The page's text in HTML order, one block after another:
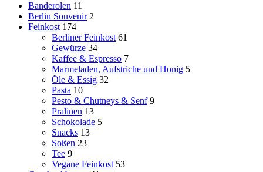
Banderolen 11
Berlin Souvenir 2
Feinkost 174
Berliner Feinkost 61
Gewürze 34
Kaffee & Espresso 7
Marmeladen, Aufstriche und Honig 5
Öle & Essig 32
Pasta 10
Pesto & Chutneys & Senf 9
Pralinen 13
Schokolade 5
Snacks 13
Soßen 23
Tee 9
Vegane Feinkost 53